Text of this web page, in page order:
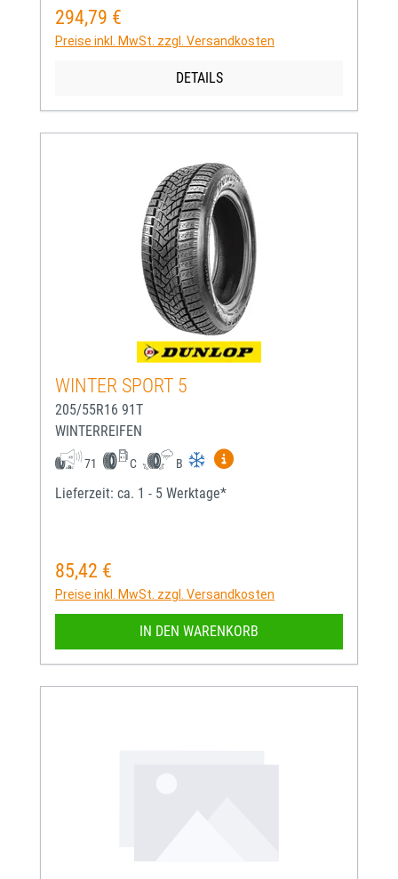
Regulärer Preis:
294,79 €
Preise inkl. MwSt. zzgl. Versandkosten
DETAILS
WINTER SPORT 5
205/55R16 91T
WINTERREIFEN
71 C B
Mehr Informationen zum
Lieferzeit: ca. 1 - 5 Werktage*
Regulärer Preis:
85,42 €
Preise inkl. MwSt. zzgl. Versandkosten
IN DEN WARENKORB